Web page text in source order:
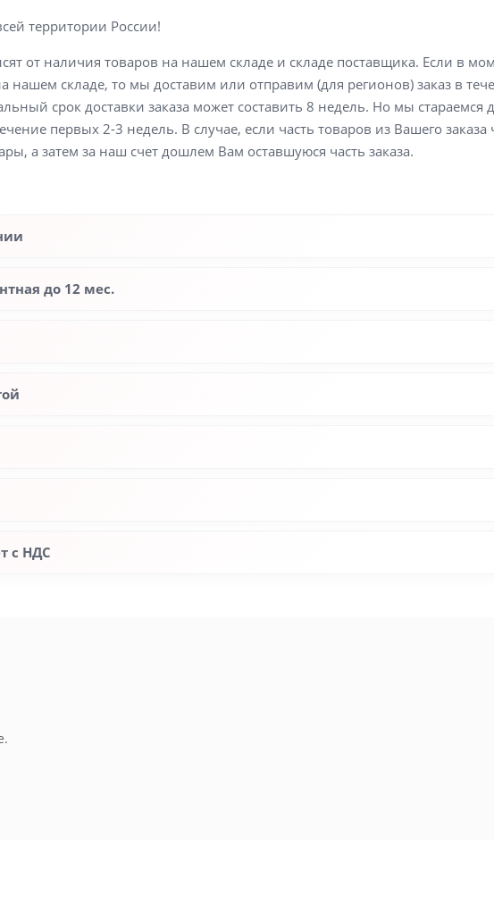
территории России!
от наличия товаров на нашем складе и складе поставщика. Если в
складе, то мы доставим или отправим (для регионов) заказ в
срок доставки заказа может составить 8 недель. Но мы стараемся
первых 2-3 недель. В случае, если часть товаров из Вашего
а затем за наш счет дошлем Вам оставшуюся часть заказа.
до 12 мес.
с НДС